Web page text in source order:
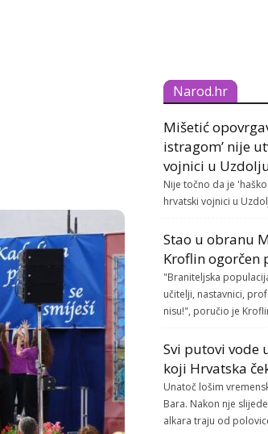
Narod.hr
Mišetić
istragom’ nije
vojnici u
Nije točno da je
hrvatski vojnici u
Stao u obranu
Kroflin ogorčen
"Braniteljska
učitelji, nastavnici,
nisu!", poručio je
Svi putovi vode
koji Hrvatska
Unatoč lošim
Bara. Nakon nje
alkara traju od